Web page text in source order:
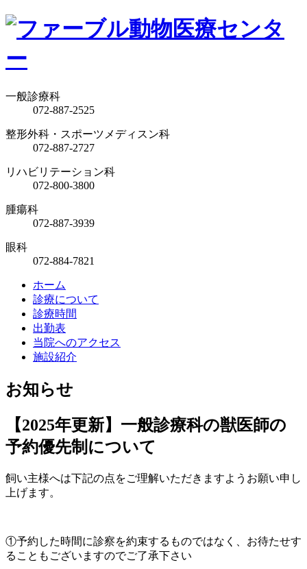
一般診療科
072-887-2525
整形外科・スポーツメディスン科
072-887-2727
リハビリテーション科
072-800-3800
腫瘍科
072-887-3939
眼科
072-884-7821
ホーム
診療について
診療時間
出勤表
当院へのアクセス
施設紹介
お知らせ
【2025年更新】一般診療科の獣医師の
予約優先制について
飼い主様へは下記の点をご理解いただきますようお願い申し
上げます。
①予約した時間に診察を約束するものではなく、お待たせす
ることもございますのでご了承下さい